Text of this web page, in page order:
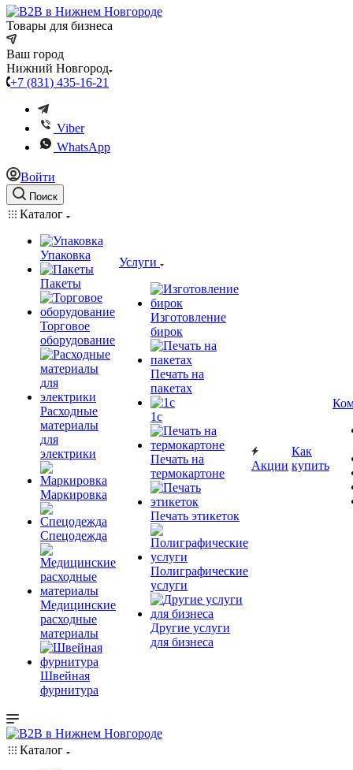
Товары для бизнеса
Ваш город
Нижний Новгород
+7 (831) 435-16-21
Viber
WhatsApp
Войти
Поиск
Каталог
Упаковка
Пакеты
Торговое
оборудование
Расходные
материалы
для
электрики
Маркировка
Спецодежда
Медицинские
расходные
материалы
Швейная
фурнитура
Услуги
Изготовление
бирок
Печать на
пакетах
1c
Печать на
термокартоне
Печать этикеток
Полиграфические
услуги
Другие услуги
для бизнеса
Акции
Как
купить
Каталог